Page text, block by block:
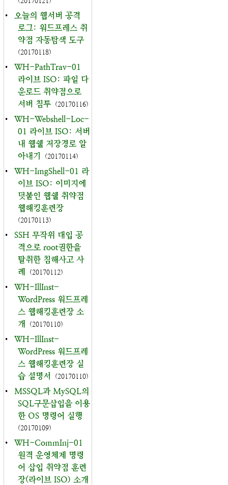
•
오늘의 웹서버 공격
로그: 워드프레스 취
약점 자동탐색 도구
(20170118)
•
WH-PathTrav-01
라이브 ISO: 파일 다
운로드 취약점으로
서버 침투 (20170116)
•
WH-Webshell-Loc-
01 라이브 ISO: 서버
내 웹쉘 저장경로 알
아내기
(20170114)
•
WH-ImgShell-01 라
이브 ISO: 이미지에
덧붙인 웹쉘 취약점
웹해킹훈련장
(20170113)
•
SSH 무작위 대입 공
격으로 root권한을
탈취한 침해사고 사
례
(20170112)
•
WH-IllInst-
WordPress 워드프레
스 웹해킹훈련장 소
개
(20170110)
•
WH-IllInst-
WordPress 워드프레
스 웹해킹훈련장 실
습 설명서
(20170110)
•
MSSQL과 MySQL의
SQL구문삽입을 이용
한 OS 명령어 실행
(20170109)
•
WH-CommInj-01
원격 운영체제 명령
어 삽입 취약점 훈련
장(라이브 ISO) 소개